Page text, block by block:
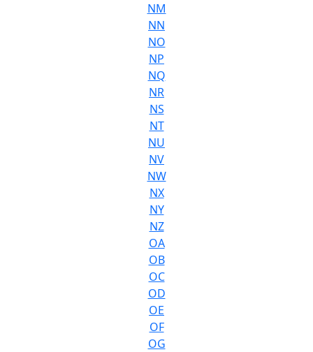
NM
NN
NO
NP
NQ
NR
NS
NT
NU
NV
NW
NX
NY
NZ
OA
OB
OC
OD
OE
OF
OG